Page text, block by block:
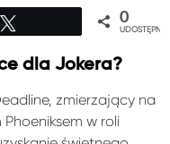
0
dla Jokera?
zmierzający na
w roli